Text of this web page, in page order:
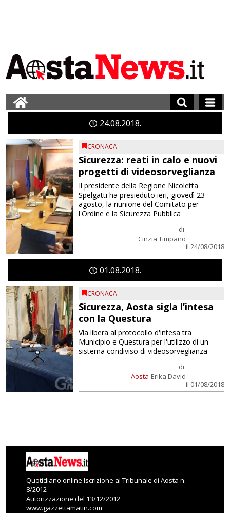
2408 2018
CRONACA
Sicurezza: reati in calo e nuovi
progetti di videosorveglianza
di
Cinzia Timpano
il 24/08/2018
Il presidente della Regione Nicoletta
Spelgatti ha presieduto ieri, giovedì 23
agosto, la riunione del Comitato per
l'Ordine e la Sicurezza Pubblica
01 08 2018
CRONACA
Sicurezza, Aosta sigla l’intesa
con la Questura
Aosta
di
Erika David
il 01/08/2018
Via libera al protocollo d'intesa tra
Municipio e Questura per l'utilizzo di un
sistema condiviso di videosorveglianza
Quotidiano online Iscrizione al Tribunale di Aosta n.
8/2012
Autorizzazione del 13/12/2012
www.gazzettamatin.com